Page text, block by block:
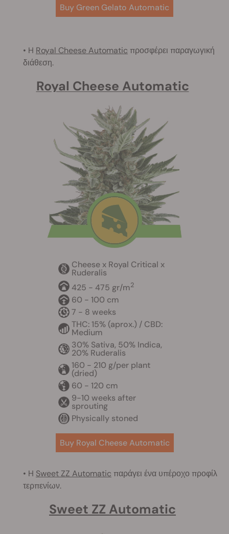
Buy Green Gelato Automatic
• H Royal Cheese Automatic προσφέρει παραγωγική
διάθεση.
Royal Cheese Automatic
Cheese x Royal Critical x
Ruderalis
425 - 475 gr/m2
60 - 100 cm
7 - 8 weeks
THC: 15% (aprox.) / CBD:
Medium
30% Sativa, 50% Indica,
20% Ruderalis
160 - 210 g/per plant
(dried)
60 - 120 cm
9-10 weeks after
sprouting
Physically stoned
Buy Royal Cheese Automatic
• H Sweet ZZ Automatic παράγει ένα υπέροχο προφίλ
τερπενίων.
Sweet ZZ Automatic